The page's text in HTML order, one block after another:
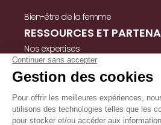
Bien-être de la femme
RESSOURCES ET
Nos expertises
Nos ressources
Témoignages
Nous contacter